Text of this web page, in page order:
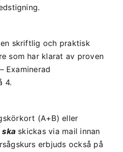
skriftlig och praktisk
som har klarat av proven
Examinerad
4.
(A+B) eller
ska skickas via mail innan
erbjuds också på